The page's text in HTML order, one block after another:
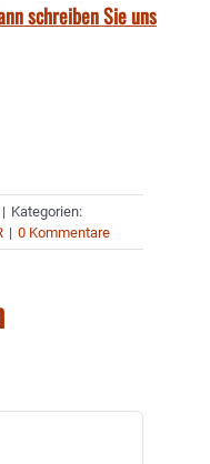
schreiben Sie uns
| Kategorien:
| 0 Kommentare